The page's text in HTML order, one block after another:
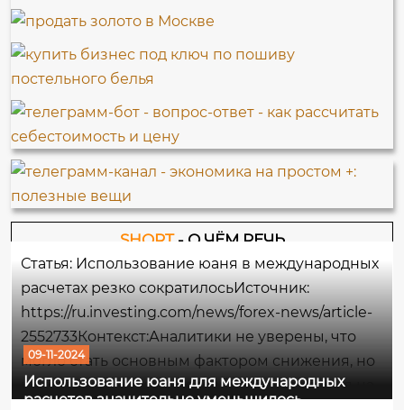
SHORT- О ЧЁМ РЕЧЬ
Статья: Использование юаня в международных
расчетах резко сократилосьИсточник:
https://ru.investing.com/news/forex-news/article-
2552733Контекст:Аналитики не уверены, что
могло стать основным фактором снижения, но
некоторые отмечают ослабление давления на
09-11-2024
Использование юаня для международных
расчетов значительно уменьшилось